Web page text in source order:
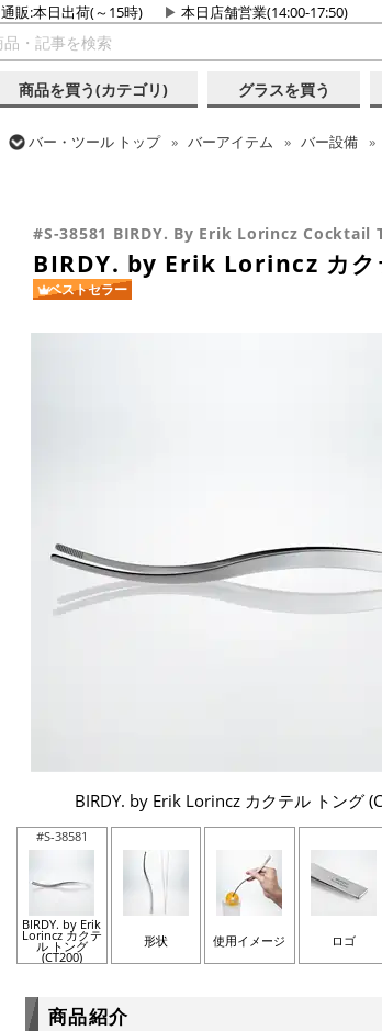
通販:本日出荷(～15時) 本日店舗営業(14:00-17:50)
商品を買う(カテゴリ) グラスを買う
バー・ツール トップ バーアイテム バー設備
#S-38581 BIRDY. By Erik Lorincz Cocktail
BIRDY. by Erik Lorincz カク
ベストセラー
BIRDY. by Erik Lorincz カクテル トング
#S-38581
BIRDY. by Erik
Lorincz カクテ
ル トング
(CT200)
形状 使用イメージ ロゴ
商品紹介